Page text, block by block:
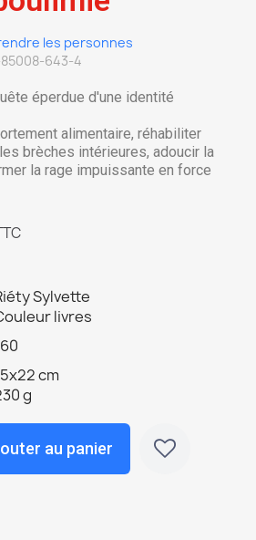
les personnes
643-4
éperdue d'une identité
alimentaire, réhabiliter
brèches intérieures, adoucir la
la rage impuissante en force
Sylvette
livres
cm
g
au panier